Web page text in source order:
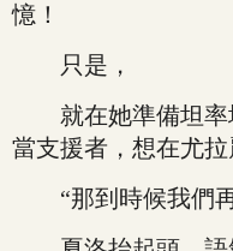
憶！
只是，
就在她準備坦率
當支援者，想在尤拉
“那到時候我們再